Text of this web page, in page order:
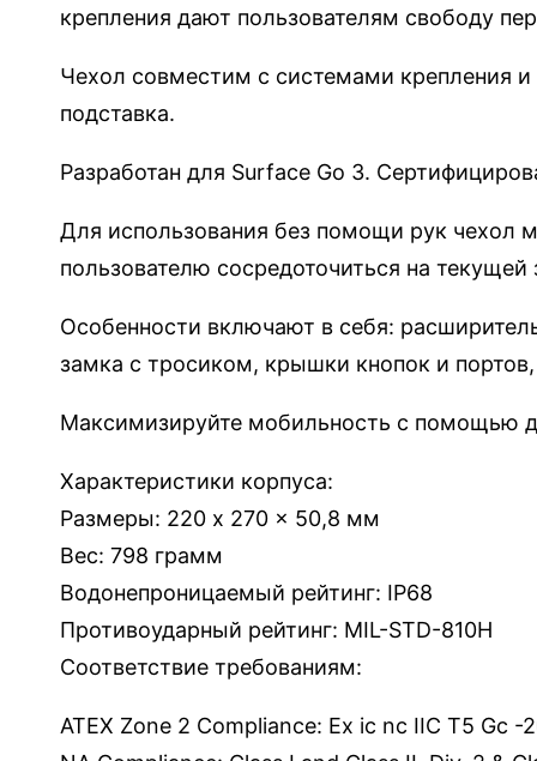
E
t
r
m
e
N
F
д
я
S
u
r
f
a
e
крепления дают пользователям свободу
Чехол совместим с системами крепления
подставка.
Разработан для Surface Go 3.
Для использования без помощи рук чехол
пользователю сосредоточиться на текущей
Особенности включают в себя:
замка с тросиком, крышки кнопок и
Максимизируйте мобильность с помощью
Характеристики корпуса:
Размеры: 220 x 270 x 50,8 мм
Вес: 798 грамм
Водонепроницаемый рейтинг: IP68
Противоударный рейтинг: MIL-STD-810H
Соответствие требованиям:
ATEX Zone 2 Compliance: Ex ic nc IIC T5 Gc